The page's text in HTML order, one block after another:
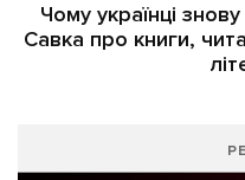
Чому українці
Савка про книги,